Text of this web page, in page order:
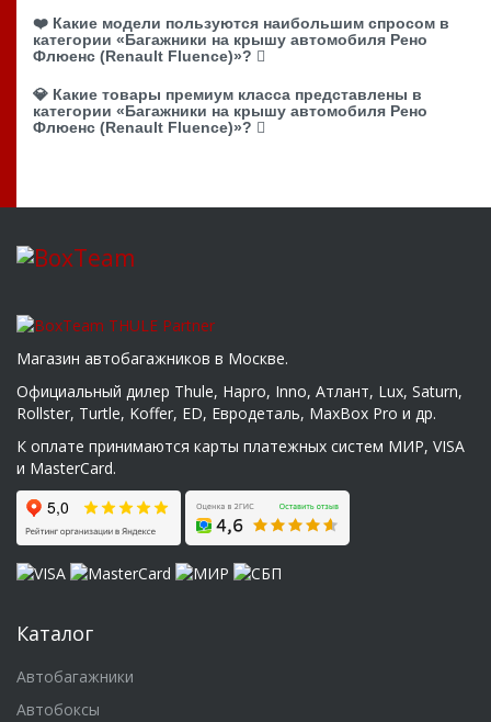
❤️ Какие модели пользуются наибольшим спросом в
категории «Багажники на крышу автомобиля Рено
Флюенс (Renault Fluence)»?
💎 Какие товары премиум класса представлены в
категории «Багажники на крышу автомобиля Рено
Флюенс (Renault Fluence)»?
Магазин автобагажников в Москве.
Официальный дилер Thule, Hapro, Inno, Атлант, Lux, Saturn,
Rollster, Turtle, Koffer, ED, Евродеталь, MaxBox Pro и др.
К оплате принимаются карты платежных систем МИР, VISA
и MasterCard.
Каталог
Автобагажники
Автобоксы